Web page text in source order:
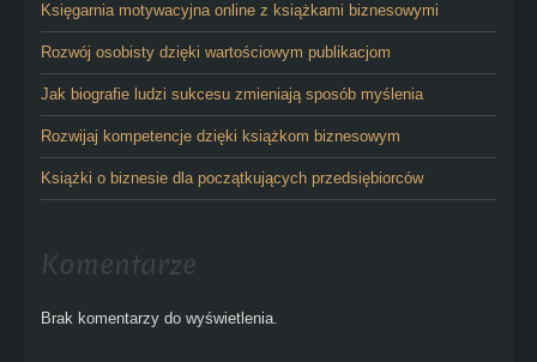
Księgarnia motywacyjna online z książkami biznesowymi
Rozwój osobisty dzięki wartościowym publikacjom
Jak biografie ludzi sukcesu zmieniają sposób myślenia
Rozwijaj kompetencje dzięki książkom biznesowym
Książki o biznesie dla początkujących przedsiębiorców
Komentarze
Brak komentarzy do wyświetlenia.